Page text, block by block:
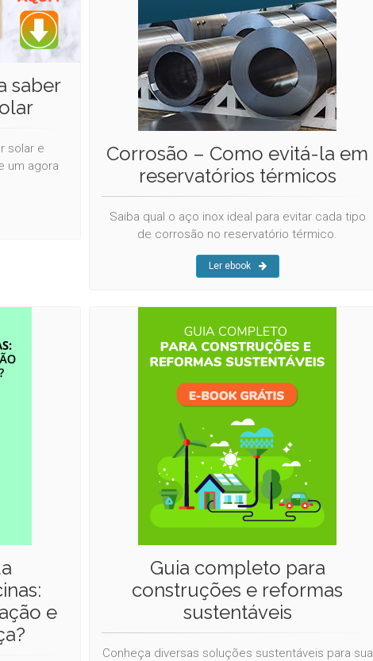
saber
solar e
um agora
Corrosão – Como evitá-la em
reservatórios térmicos
Saiba qual o aço inox ideal para evitar cada tipo
de corrosão no reservatório térmico.
Ler ebook
e
Guia completo para
construções e reformas
sustentáveis
Conheça diversas soluções sustentáveis para sua